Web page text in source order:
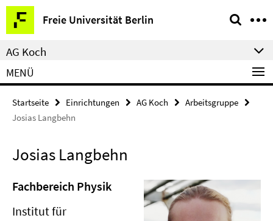
Springe
direkt
zu
Inhalt
Freie Universität Berlin
Service-
Navigation
AG Koch
MENÜ
Startseite Einrichtungen AG Koch
Arbeitsgruppe
Josias Langbehn
Josias Langbehn
Fachbereich Physik
Institut für